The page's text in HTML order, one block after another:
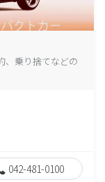
、乗り捨てなどの
042-481-0100